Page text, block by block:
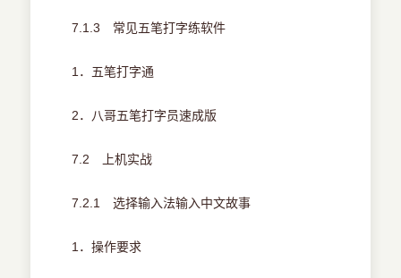
7.1.3 常见五笔打字练软件
1．五笔打字通
2．八哥五笔打字员速成版
7.2 上机实战
7.2.1 选择输入法输入中文故事
1．操作要求